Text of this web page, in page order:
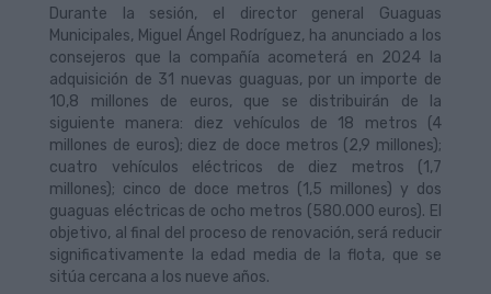
Durante la sesión, el director general Guaguas
Municipales, Miguel Ángel Rodríguez, ha anunciado a los
consejeros que la compañía acometerá en 2024 la
adquisición de 31 nuevas guaguas, por un importe de
10,8 millones de euros, que se distribuirán de la
siguiente manera: diez vehículos de 18 metros (4
millones de euros); diez de doce metros (2,9 millones);
cuatro vehículos eléctricos de diez metros (1,7
millones); cinco de doce metros (1,5 millones) y dos
guaguas eléctricas de ocho metros (580.000 euros). El
objetivo, al final del proceso de renovación, será reducir
significativamente la edad media de la flota, que se
sitúa cercana a los nueve años.